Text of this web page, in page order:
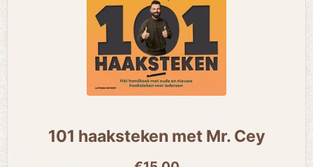
101 haaksteken met Mr. Cey